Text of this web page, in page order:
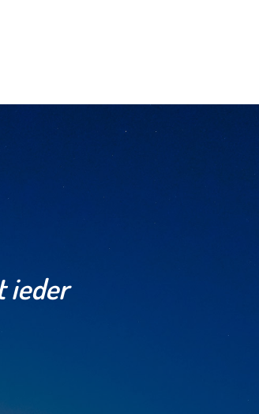
ieder